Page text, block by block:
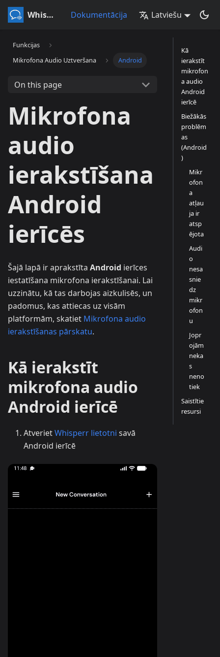
Whisperr Dokumentācija Latviešu
Funkcijas
Mikrofona Audio Uztveršana
Android
On this page
Mikrofona
audio
ierakstīšana
Android
ierīcēs
Šajā lapā ir aprakstīta Android ierīces
iestatīšana mikrofona ierakstīšanai. Lai
uzzinātu, kā tas darbojas aizkulisēs, un
padomus, kas attiecas uz visām
platformām, skatiet Mikrofona audio
ierakstīšanas pārskatu.
Kā ierakstīt
mikrofona audio
Android ierīcē
AtverietWhisperr lietotni savā
Android ierīcē
Kā
ierakstīt
mikrofon
a audio
Android
ierīcē
Biežākās
problēm
as
(Android
)
Mikr
ofon
a
atļau
ja ir
atsp
ējota
Audi
o
nesa
snie
dz
mikr
ofon
u
Jopr
ojām
neka
s
neno
tiek
Saistītie
resursi